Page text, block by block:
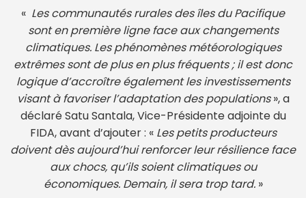
« Les communautés rurales des îles du Pacifique
sont en première ligne face aux changements
climatiques. Les phénomènes météorologiques
extrêmes sont de plus en plus fréquents ; il est donc
logique d’accroître également les investissements
visant à favoriser l’adaptation des populations», a
déclaré Satu Santala, Vice-Présidente adjointe du
FIDA, avant d’ajouter : « Les petits producteurs
doivent dès aujourd’hui renforcer leur résilience face
aux chocs, qu’ils soient climatiques ou
économiques. Demain, il sera trop tard.»